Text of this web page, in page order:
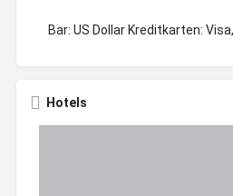
Bar: US Dollar Kreditkarten:
Hotels